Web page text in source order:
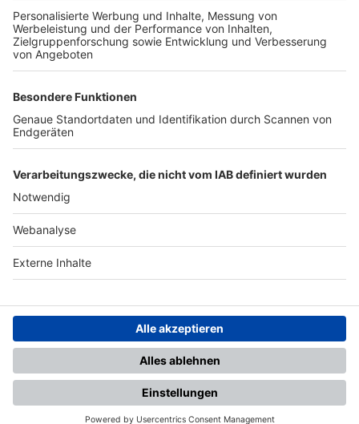
TOP-PARTNER
Nutzungsbedingungen Datenschutz Impressum